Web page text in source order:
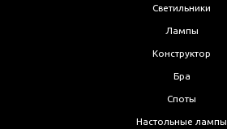
Светильники
Лампы
Конструктор
Бра
Споты
Настольные лампы